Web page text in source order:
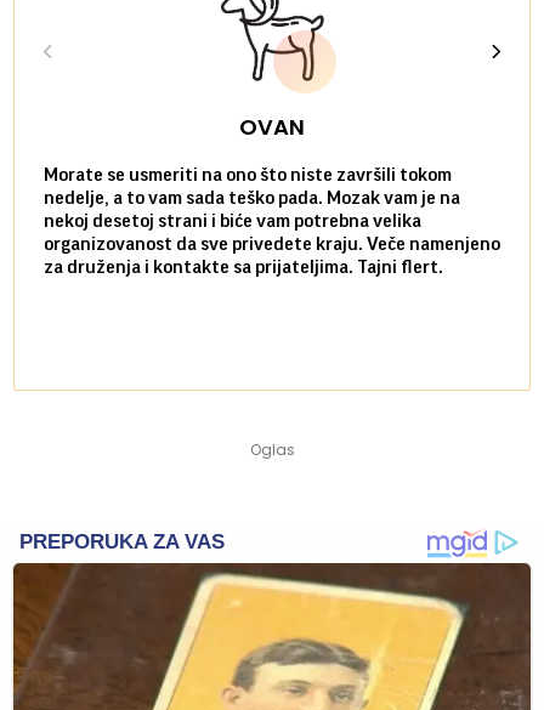
OVAN
Morate se usmeriti na ono što niste završili tokom
nedelje, a to vam sada teško pada. Mozak vam je na
nekoj desetoj strani i biće vam potrebna velika
organizovanost da sve privedete kraju. Veče namenjeno
za druženja i kontakte sa prijateljima. Tajni flert.